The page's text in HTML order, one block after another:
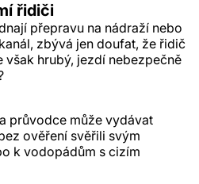
řidiči
přepravu na nádraží nebo
zbývá jen doufat, že řidič
hrubý, jezdí nebezpečně
průvodce může vydávat
ověření svěřili svým
k vodopádům s cizím